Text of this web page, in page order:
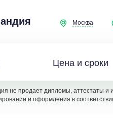
Москва
Цена и сроки
не продает дипломы, аттестаты и
и оформления в